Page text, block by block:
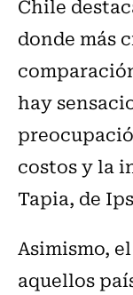
Chile
donde más
hay
costos y la
Tapia, de
Asimismo,
aquellos